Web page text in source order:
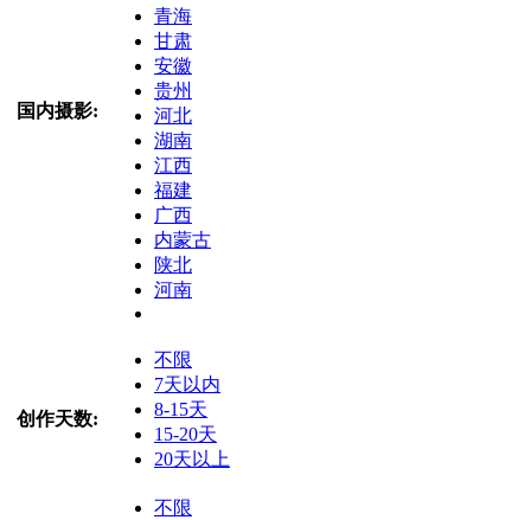
国内摄影:
青海
甘肃
安徽
贵州
河北
湖南
江西
福建
广西
内蒙古
陕北
河南
创作天数:
不限
7天以内
8-15天
15-20天
20天以上
不限